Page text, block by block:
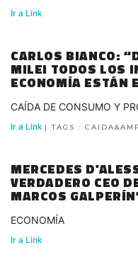
Ir a Link
CARLOS BIANCO:
MILEI TODOS LOS
ECONOMÍA ESTÁN
CAÍDA DE CONSUMO Y
Ir a Link | TAGS :
MERCEDES
VERDADERO CEO
MARCOS
ECONOMÍA
Ir a Link